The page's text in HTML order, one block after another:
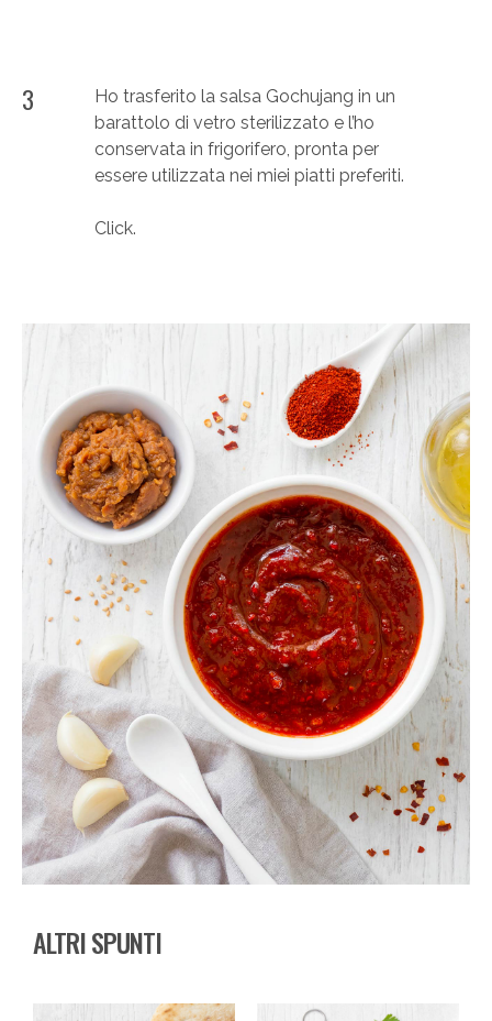
3
Ho trasferito la salsa Gochujang in un
barattolo di vetro sterilizzato e l’ho
conservata in frigorifero, pronta per
essere utilizzata nei miei piatti preferiti.
Click.
ALTRI SPUNTI